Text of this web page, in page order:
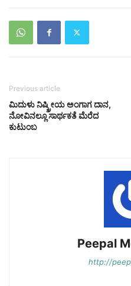
Previous article
ಮಿದುಳು ನಿಷ್ಕ್ರೀಯ ಅಂಗಾಗ ದಾನ,
ನೋವಿನಲ್ಲೂ ಸಾರ್ಥಕತೆ ಮೆರೆದ
ಕುಟುಂಬ
Peepal
http://